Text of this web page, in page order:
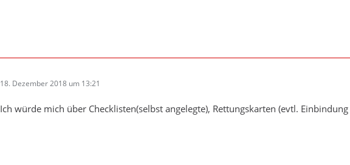
18. Dezember 2018 um 13:21
Ich würde mich über Checklisten(selbst angelegte), Rettungskarten (evtl.